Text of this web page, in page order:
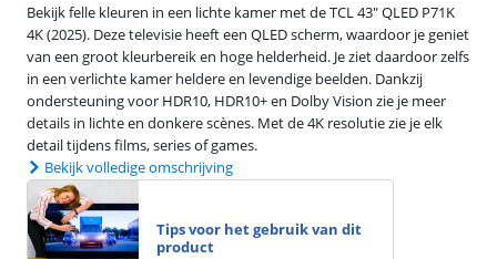
Bekijk felle kleuren in een lichte kamer met de TCL 43" QLED P71K
4K (2025). Deze televisie heeft een QLED scherm, waardoor je geniet
van een groot kleurbereik en hoge helderheid. Je ziet daardoor zelfs
in een verlichte kamer heldere en levendige beelden. Dankzij
ondersteuning voor HDR10, HDR10+ en Dolby Vision zie je meer
details in lichte en donkere scènes. Met de 4K resolutie zie je elk
detail tijdens films, series of games.
Bekijk volledige omschrijving
Tips voor het gebruik van dit
product